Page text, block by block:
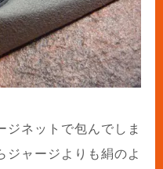
ジネットで包んでしま
ジャージよりも絹のよ